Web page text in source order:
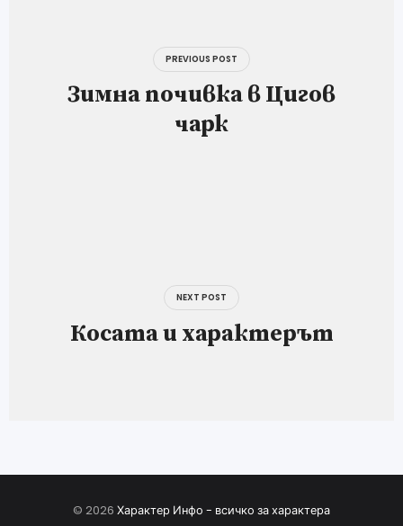
PREVIOUS POST
Зимна почивка в Цигов
чарк
NEXT POST
Косата и характерът
© 2026 Характер Инфо - всичко за характера